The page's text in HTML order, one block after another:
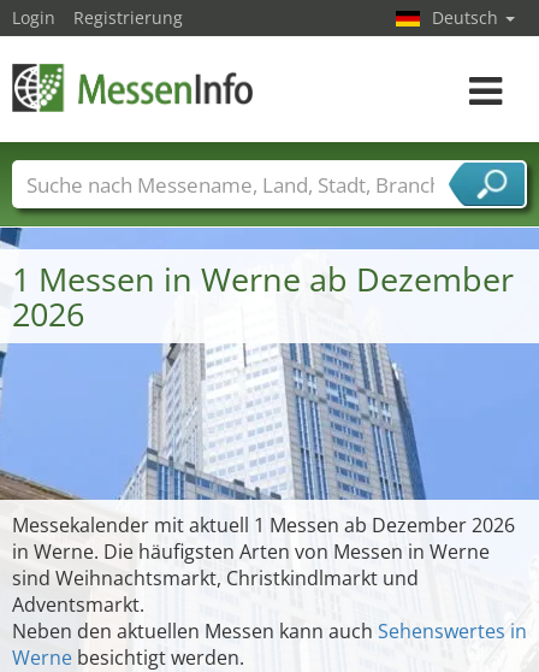
1 Messen in Werne ab Dezember
2026
Messekalender mit aktuell 1 Messen ab Dezember 2026
in Werne. Die häufigsten Arten von Messen in Werne
sind Weihnachtsmarkt, Christkindlmarkt und
Adventsmarkt.
Neben den aktuellen Messen kann auch Sehenswertes in
Werne besichtigt werden.
Login Registrierung Deutsch
Toggle
Messenamen Länder Städte
Branchen
Dienstleisterbranchen